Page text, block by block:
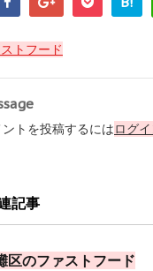
トフード
ントを投稿するにはログ
記事
区のファストフード